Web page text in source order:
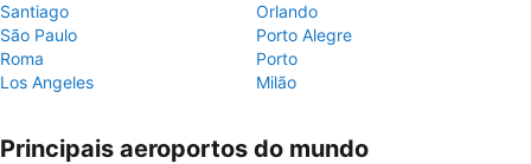
Santiago
Orlando
São Paulo
Porto Alegre
Roma
Porto
Los Angeles
Milão
Principais aeroportos do mundo